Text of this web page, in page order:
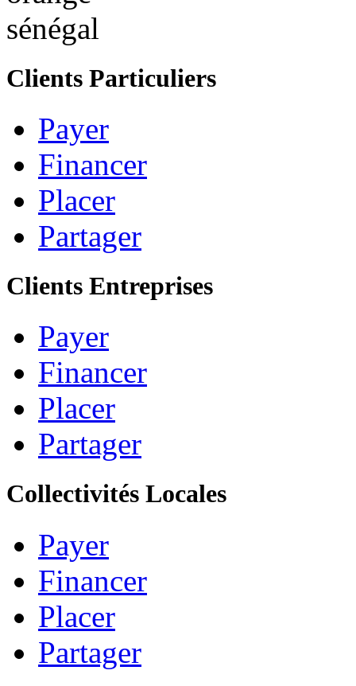
Clients Particuliers
Payer
Financer
Placer
Partager
Clients Entreprises
Payer
Financer
Placer
Partager
Collectivités Locales
Payer
Financer
Placer
Partager